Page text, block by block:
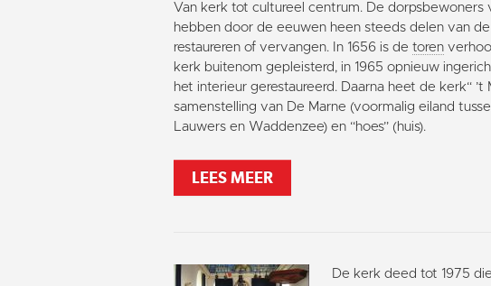
Van kerk tot cultureel centrum. De dorpsbewoners
hebben door de eeuwen heen steeds delen van
restaureren of vervangen. In 1656 is de toren
kerk buitenom gepleisterd, in 1965 opnieuw
het interieur gerestaureerd. Daarna heet de kerk“ ’t
samenstelling van De Marne (voormalig eiland
Lauwers en Waddenzee) en “hoes” (huis).
LEES MEER
De kerk deed tot 1975